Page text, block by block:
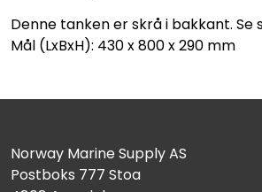
Denne tanken er skrå i bakkant. Se
Mål (LxBxH): 430 x 800 x 290 mm
Norway Marine Supply AS
Postboks 777 Stoa